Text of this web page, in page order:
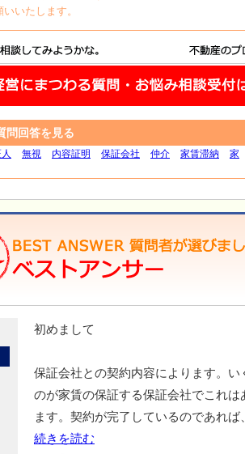
いたします。
問回答を見る
無視 内容証明 保証会社 仲介 家賃滞納 家
初めまして
保証会社との契約内容によります。
のが家賃の保証する保証会社でこれは
ます。契約が完了しているのであれ
続きを読む